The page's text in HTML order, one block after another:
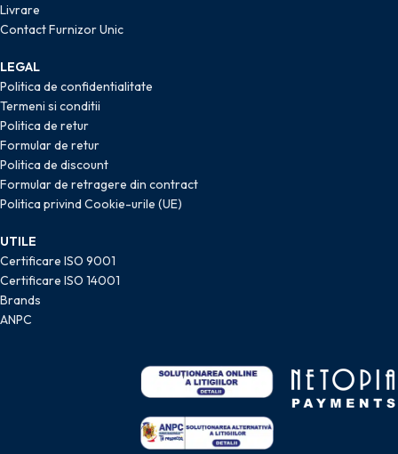
Livrare
Contact Furnizor Unic
LEGAL
Politica de confidentialitate
Termeni si conditii
Politica de retur
Formular de retur
Politica de discount
Formular de retragere din contract
Politica privind Cookie-urile (UE)
UTILE
Certificare ISO 9001
Certificare ISO 14001
Brands
ANPC